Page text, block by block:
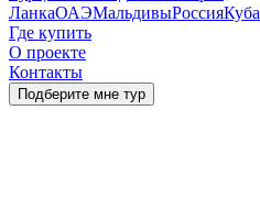
ЛанкаОАЭМальдивыРоссияКуба
Где купить
О проекте
Контакты
Подберите мне тур